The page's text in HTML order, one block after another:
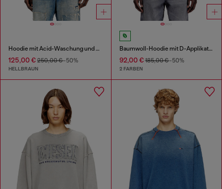
Hoodie mit Acid-Waschung und Diesel-Logo
125,00 € 250,00 €-50%
HELLBRAUN
Baumwoll-Hoodie mit D-Applikation
92,00 €185,00 €-50%
2 FARBEN